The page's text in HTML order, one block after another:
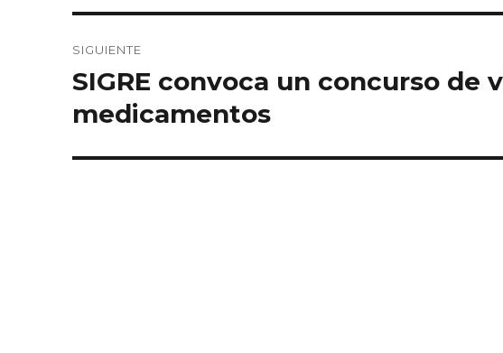
SIGUIENTE
Entrada
siguiente:
SIGRE convoca un concurso de
medicamentos